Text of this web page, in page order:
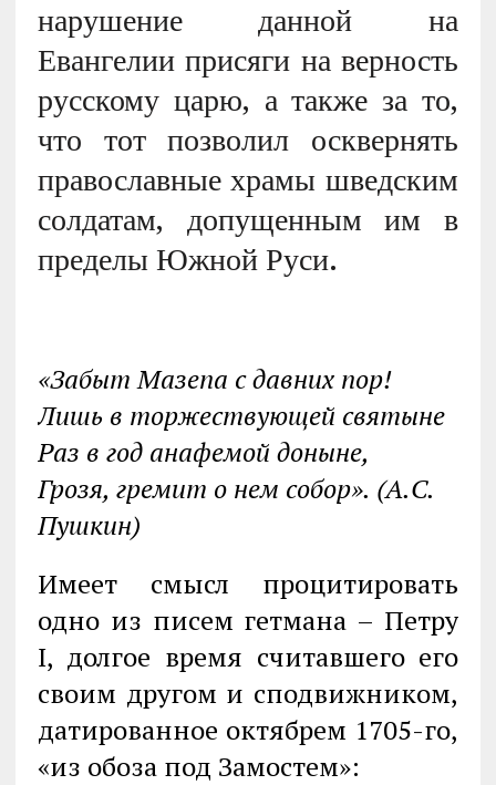
нарушение данной на
Евангелии присяги на верность
русскому царю, а также за то,
что тот позволил осквернять
православные храмы шведским
солдатам, допущенным им в
пределы Южной Руси.
«Забыт Мазепа с давних пор!
Лишь в торжествующей святыне
Раз в год анафемой доныне,
Грозя, гремит о нем собор». (А.С.
Пушкин)
Имеет смысл процитировать
одно из писем гетмана – Петру
І, долгое время считавшего его
своим другом и сподвижником,
датированное октябрем 1705-го,
«из обоза под Замостем»: